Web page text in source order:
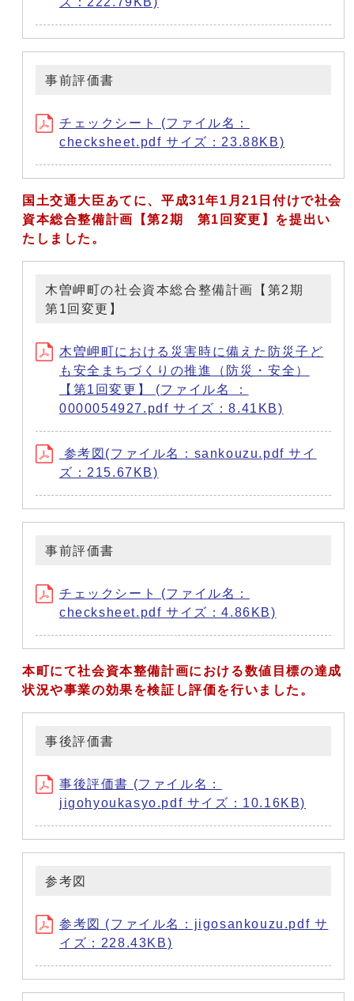
事前評価書
チェックシート (ファイル名：
checksheet.pdf サイズ：23.88KB)
国土交通大臣あてに、平成31年1 月21日付けで社会
資本総合整備計画【第2期 第1回変更】 を提出い
たしました。
木曽岬町の社会資本総合整備計画【第2期
第1回変更】
木曽岬町における災害時に備えた防災子ど
も安全まちづくりの推進（防災・安全）
【第1回変更】 (ファイル名 ：
0000054927.pdf サイズ：8.41KB)
参考図(ファイル名：sankouzu.pdf サイ
ズ：215.67KB)
事前評価書
チェックシート (ファイル名：
checksheet.pdf サイズ：4.86KB)
本町にて社会資本整備計画における数値目標の達成
状況や事業の効果を検証し評価を行いました。
事後評価書
事後評価書 (ファイル名：
jigohyoukasyo.pdf サイズ：10.16KB)
参考図
参考図 (ファイル名：jigosankouzu.pdf サ
イズ：228.43KB)